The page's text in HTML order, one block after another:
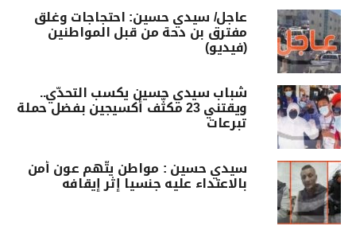
عاجل/ سيدي حسين: احتجاجات وغلق
مفترق بن دحة من قبل المواطنين
(فيديو)
شباب سيدي حسين يكسب التحدّي..
ويقتني 23 مكثّف أكسيجين بفضل حملة
تبرعات
سيدي حسين : مواطن يتّهم عون أمن
بالاعتداء عليه جنسيا إثر إيقافه